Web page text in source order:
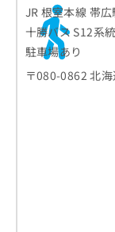
JR 根室本線 帯
十勝バス S12系
駐車場あり
〒080-0862 北